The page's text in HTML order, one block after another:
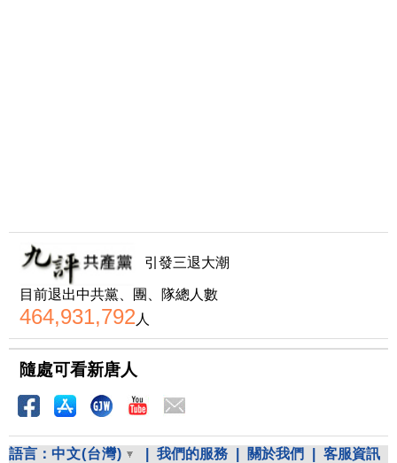
引發三退大潮
目前退出中共黨、團、隊總人數
464,931,792 人
隨處可看新唐人
語言： 中文(台灣) 我們的服務 關於我們 客服資訊